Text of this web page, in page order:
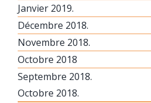
Janvier 2019.
Décembre 2018.
Novembre 2018.
Octobre 2018
Septembre 2018.
Octobre 2018.